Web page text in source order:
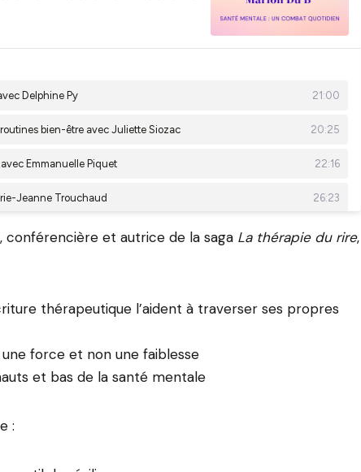
conférencière et autrice de la saga La thérapie du rire,
thérapeutique l’aident à traverser ses propres
force et non une faiblesse
et bas de la santé mentale
: